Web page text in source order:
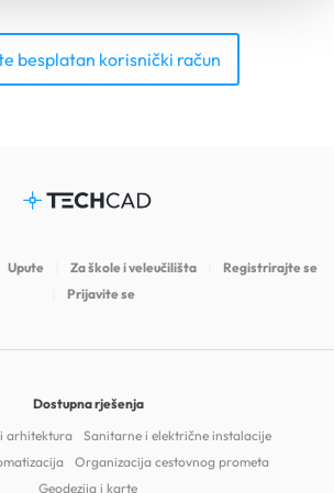
besplatan korisnički račun
Upute Za škole i veleučilišta
Registrirajte se
Prijavite se
Dostupna rješenja
arhitektura
Sanitarne i električne instalacije
Organizacija cestovnog prometa
Geodezija i karte